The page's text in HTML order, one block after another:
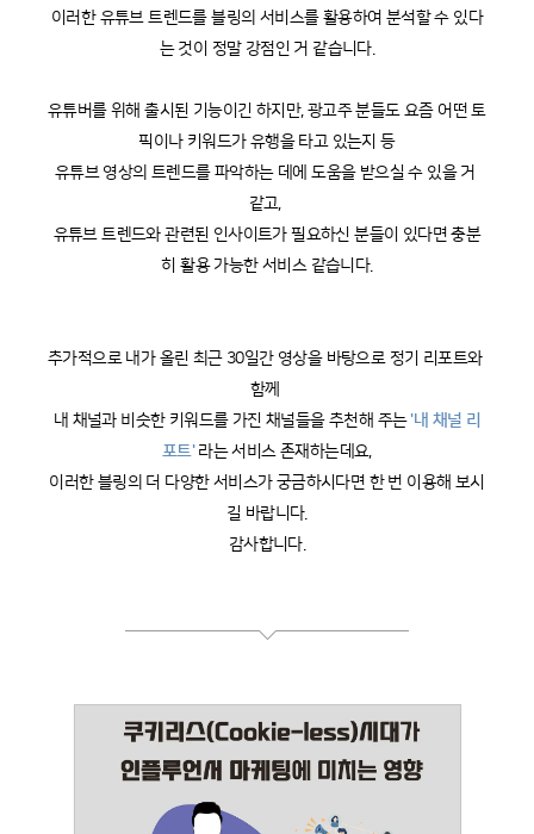
이러한 유튜브 트렌드를 블링의 서비스를 활용하여 분석할 수 있다
는 것이 정말 강점인 거 같습니다.
유튜버를 위해 출시된 기능이긴 하지만, 광고주 분들도 요즘 어떤 토
픽이나 키워드가 유행을 타고 있는지 등
유튜브 영상의 트렌드를 파악하는 데에 도움을 받으실 수 있을 거
같고,
유튜브 트렌드와 관련된 인사이트가 필요하신 분들이 있다면 충분
히 활용 가능한 서비스 같습니다.
추가적으로 내가 올린 최근 30일간 영상을 바탕으로 정기 리포트와
함께
내 채널과 비슷한 키워드를 가진 채널들을 추천해 주는 '내 채널 리
포트' 라는 서비스 존재하는데요,
이러한 블링의 더 다양한 서비스가 궁금하시다면 한 번 이용해 보시
길 바랍니다.
감사합니다.